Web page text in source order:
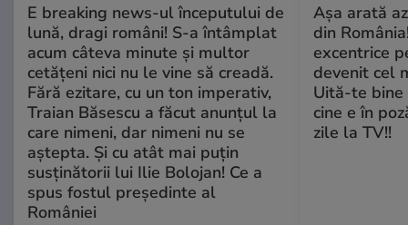
E breaking news-ul începutului de
lună, dragi români! S-a întâmplat
acum câteva minute și multor
cetățeni nici nu le vine să creadă.
Fără ezitare, cu un ton imperativ,
Traian Băsescu a făcut anunțul la
care nimeni, dar nimeni nu se
aștepta. Și cu atât mai puțin
susținătorii lui Ilie Bolojan! Ce a
spus fostul președinte al
României
Așa arată
din
excentrice
devenit cel
Uită-te bine
cine e în
zile la TV!!